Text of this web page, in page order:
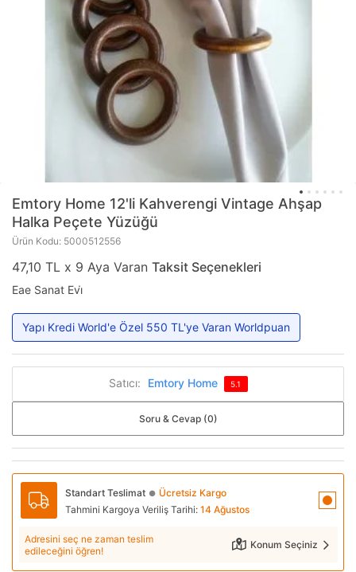
Emtory Home 12'li Kahverengi Vintage Ahşap
Halka Peçete Yüzüğü
Ürün Kodu: 5000512556
47,10 TL x 9 Aya Varan Taksit Seçenekleri
Eae Sanat Evi̇
Yapı Kredi World'e Özel 550 TL'ye Varan Worldpuan
Satıcı: Emtory Home 5.1
Soru & Cevap (0)
Standart Teslimat ● Ücretsiz Kargo
Tahmini Kargoya Veriliş Tarihi: 14 Ağustos
Adresini seç ne zaman teslim
edileceğini öğren!
Konum Seçiniz